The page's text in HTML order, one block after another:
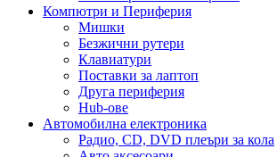
Компютри и Периферия
Мишки
Безжични рутери
Клавиатури
Поставки за лаптоп
Друга периферия
Hub-ове
Автомобилна електроника
Радио, CD, DVD плеъри за кола